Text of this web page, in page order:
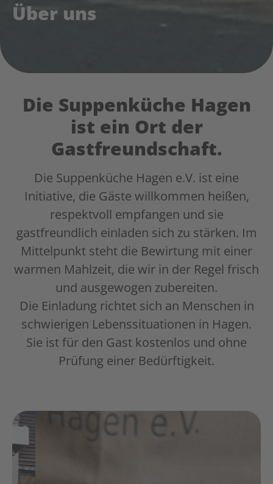
Über uns
Die Suppenküche Hagen
ist ein Ort der
Gastfreundschaft.
Die Suppenküche Hagen e.V. ist eine
Initiative, die Gäste willkommen heißen,
respektvoll empfangen und sie
gastfreundlich einladen sich zu stärken. Im
Mittelpunkt steht die Bewirtung mit einer
warmen Mahlzeit, die wir in der Regel frisch
und ausgewogen zubereiten.
Die Einladung richtet sich an Menschen in
schwierigen Lebenssituationen in Hagen.
Sie ist für den Gast kostenlos und ohne
Prüfung einer Bedürftigkeit.